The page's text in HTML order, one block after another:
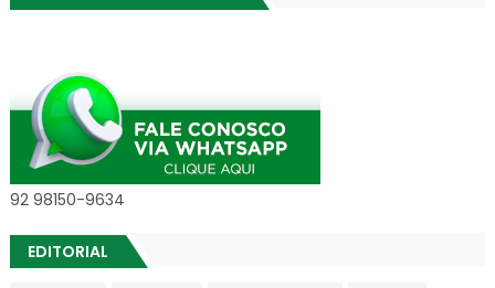
92 98150-9634
EDITORIAL